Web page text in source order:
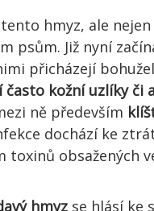
hmyz, ale
psům. Již nyní
přicházejí
kožní uzlíky či
ně především
dochází ke
toxinů obsažených
hmyz se hlásí ke